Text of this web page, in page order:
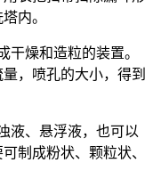
内。
干燥和造粒的装置。
，喷孔的大小，得到
液、悬浮液，也可以
制成粉状、颗粒状、